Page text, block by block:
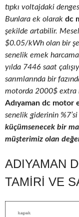
tıpkı voltajdaki
Bunlara ek olarak dc
şekilde artabilir.
$0.05/kWh olan bir
senelik emek harcama
yılda 7446 saat
sarımlarında bir
motorda 2000$ extra
Adıyaman dc motor
senelik giderinin
küçümsenecek bir
müşterimiz olan
ADIYAMAN
TAMIRI VE